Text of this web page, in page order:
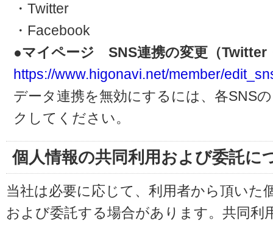
・Twitter
・Facebook
●マイページ SNS連携の変更（Twitter
https://www.higonavi.net/member/
データ連携を無効にするには、各SNS
クしてください。
個人情報の共同利用および委託に
当社は必要に応じて、利用者から頂いた
および委託する場合があります。共同利